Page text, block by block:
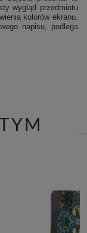
wygląd przedmiotu
kolorów ekranu.
napisu, podlega